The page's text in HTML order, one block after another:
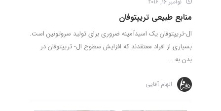
نوامبر 16, 2016
منابع طبیعی تریپتوفان
ال-تریپتوفان یک اسیدآمینه ضروری برای تولید سروتونین است.
بسیاری از افراد معتقدند که افزایش سطوح ال- تریپتوفان در
بدن به ...
الهام آقایی